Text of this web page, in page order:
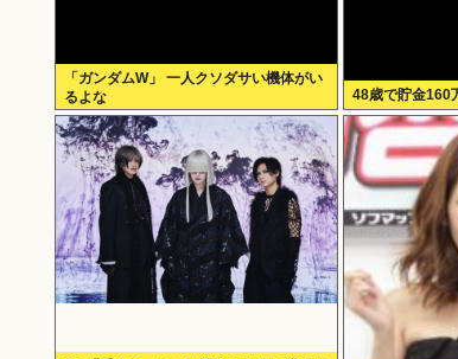
「ガンダムW」 一人クソダサい機体がい
るよな
48歳で貯金160